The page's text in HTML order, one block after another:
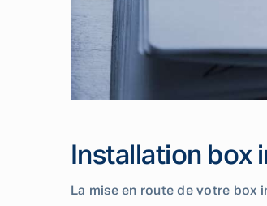
Installation box
La mise en route de votre box